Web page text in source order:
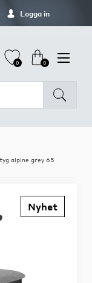
Logga in
0 0
alpine grey 65
Nyhet